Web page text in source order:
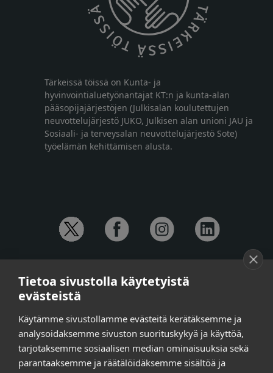
Tärkeissä töissä on Kunta- ja
hyvinvointialuetyönantajat KT:n ja kunta-alan
pääsopijajärjestöjen (Julkisalan koulutettujen
neuvottelujärjestö JUKO, Julkisen alan unioni JAU ja
Sosiaali- ja terveysalan neuvottelujärjestö Sote)
työelämän kehittämisen alusta.
Anna-Mari Jaanu, kehittämispäällikkö,
puh. +358 50 572 4620
Henna Honkalo,
viestintäpäällikkö,
puh. +358 50 479 6618
Ilari Raiski, viestintä- ja tapahtumakoordinaattori,
puh. +358 45 130 3832
Tietoa sivustolla käytetyistä
evästeistä
Käytämme sivustollamme evästeitä kerätäksemme ja
analysoidaksemme sivuston suorituskykyä ja käyttöä,
tarjotaksemme sosiaalisen median ominaisuuksia sekä
parantaaksemme ja räätälöidäksemme sisältöä ja